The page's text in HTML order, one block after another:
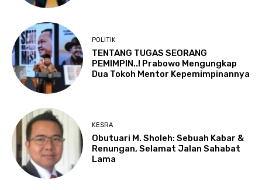
POLITIK
TENTANG TUGAS SEORANG
PEMIMPIN..! Prabowo Mengungkap
Dua Tokoh Mentor Kepemimpinannya
KESRA
Obutuari M. Sholeh: Sebuah Kabar &
Renungan, Selamat Jalan Sahabat
Lama